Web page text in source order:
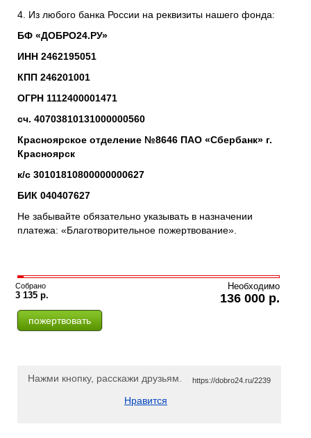
4. Из любого банка России на реквизиты нашего фонда:
БФ «ДОБРО24.РУ»
ИНН 2462195051
КПП 246201001
ОГРН 1112400001471
сч. 40703810131000000560
Красноярское отделение №8646 ПАО «Сбербанк» г.
Красноярск
к/с 30101810800000000627
БИК 040407627
Не забывайте обязательно указывать в назначении
платежа: «Благотворительное пожертвование».
пожертвовать
Собрано
3 135 р.
Необходимо
136 000 р.
Нажми кнопку, расскажи друзьям. https://dobro24.ru/2239
Нравится